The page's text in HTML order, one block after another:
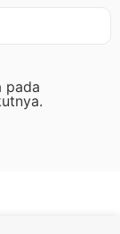
pada